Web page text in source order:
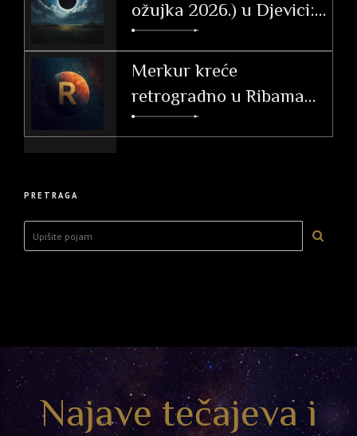
ožujka 2026.) u Djevici:
Vodič i utjecaj po
ascendentu
Merkur kreće
retrogradno u Ribama
(26. 2. – 20. 3. 2026.)
PRETRAGA
Najave tečajeva i